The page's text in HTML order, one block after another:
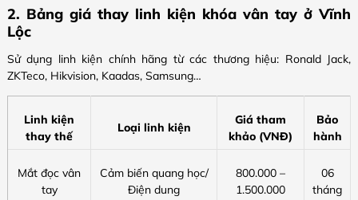
2. Bảng giá thay linh kiện khóa vân tay ở Vĩnh
Lộc
Sử dụng linh kiện chính hãng từ các thương hiệu: Ronald Jack,
ZKTeco, Hikvision, Kaadas, Samsung…
Linh kiện
thay thế
Loại linh kiện
Giá tham
khảo (VNĐ)
Bảo
hành
Mắt đọc vân
tay
Cảm biến quang học/
Điện dung
800.000 –
1.500.000
06
tháng